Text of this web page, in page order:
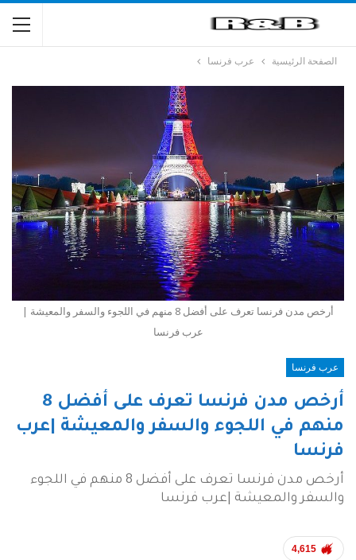
الصفحة الرئيسية عرب فرنسا
أرخص مدن فرنسا تعرف على أفضل 8 منهم في اللجوء والسفر والمعيشة |
عرب فرنسا
عرب فرنسا
أرخص مدن فرنسا تعرف على أفضل 8
منهم في اللجوء والسفر والمعيشة |عرب
فرنسا
أرخص مدن فرنسا تعرف على أفضل 8 منهم في اللجوء
والسفر والمعيشة |عرب فرنسا
4,615